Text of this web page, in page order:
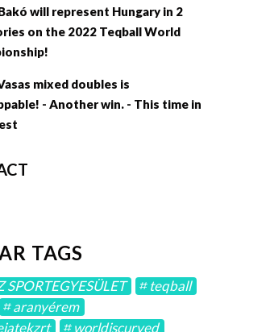
will represent Hungary in 2
on the 2022 Teqball World
mixed doubles is
- Another win. - This time in
TAGS
SPORTEGYESÜLET
teqball
aranyérem
worldiscurved